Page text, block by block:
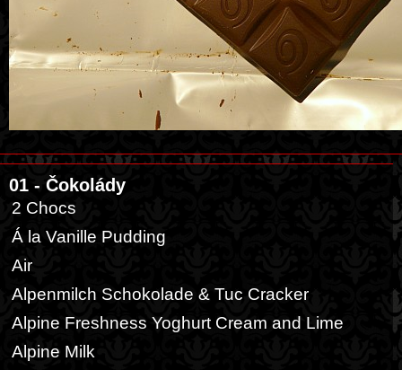
01 - Čokolády
2 Chocs
Á la Vanille Pudding
Air
Alpenmilch Schokolade & Tuc Cracker
Alpine Freshness Yoghurt Cream and Lime
Alpine Milk